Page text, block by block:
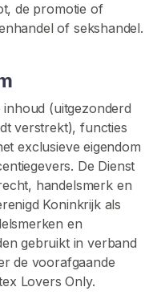
de promotie of
of sekshandel.
(uitgezonderd
verstrekt), functies
exclusieve eigendom
De Dienst
handelsmerk en
Koninkrijk als
en
gebruikt in verband
de voorafgaande
Lovers Only.